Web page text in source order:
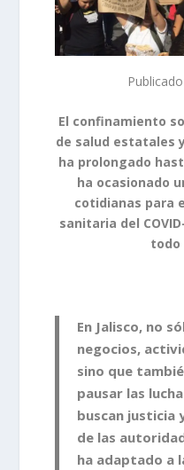
El confinamiento
de salud estatales
ha prolongado
ha ocasionado
cotidianas para
sanitaria del
todo
En Jalisco, no
negocios,
sino que
pausar las
buscan justicia
de las
ha adaptado a